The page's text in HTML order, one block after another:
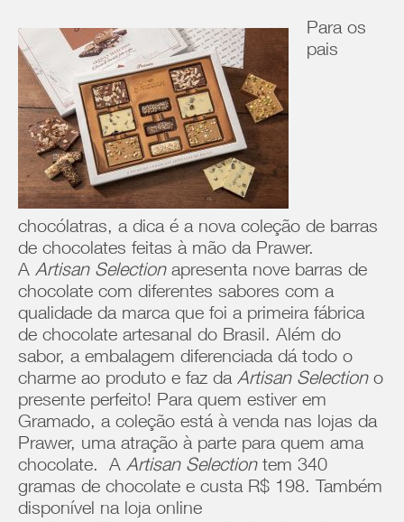
Para os
pais
chocólatras, a dica é a nova coleção de barras
de chocolates feitas à mão da Prawer.
A Artisan Selectionapresenta nove barras de
chocolate com diferentes sabores com a
qualidade da marca que foi a primeira fábrica
de chocolate artesanal do Brasil. Além do
sabor, a embalagem diferenciada dá todo o
charme ao produto e faz da Artisan Selectiono
presente perfeito! Para quem estiver em
Gramado, a coleção está à venda nas lojas da
Prawer, uma atração à parte para quem ama
chocolate. A Artisan Selectiontem 340
gramas de chocolate e custa R$ 198. Também
disponível na loja online